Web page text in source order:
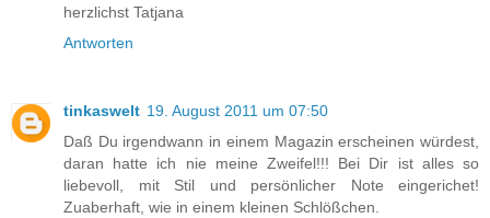
herzlichst Tatjana
Antworten
tinkaswelt 19. August 2011 um 07:50
Daß Du irgendwann in einem Magazin erscheinen würdest,
daran hatte ich nie meine Zweifel!!! Bei Dir ist alles so
liebevoll, mit Stil und persönlicher Note eingerichet!
Zuaberhaft, wie in einem kleinen Schlößchen.